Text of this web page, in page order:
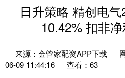
日升策略 精创电
10.42% 扣非
来源：金管家配资APP下载
06-09 11:44:16
查看：63